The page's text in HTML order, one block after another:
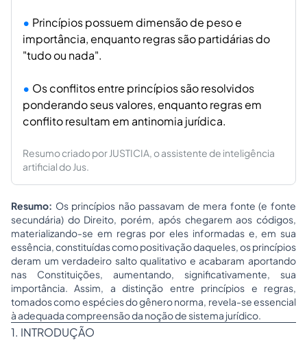
Princípios possuem dimensão de peso e
importância, enquanto regras são partidárias do
"tudo ou nada".
Os conflitos entre princípios são resolvidos
ponderando seus valores, enquanto regras em
conflito resultam em antinomia jurídica.
Resumo criado por JUSTICIA, o assistente de inteligência
artificial do Jus.
Resumo: Os princípios não passavam de mera fonte (e fonte
secundária) do Direito, porém, após chegarem aos códigos,
materializando-se em regras por eles informadas e, em sua
essência, constituídas como positivação daqueles, os princípios
deram um verdadeiro salto qualitativo e acabaram aportando
nas Constituições, aumentando, significativamente, sua
importância. Assim, a distinção entre princípios e regras,
tomados como espécies do gênero norma, revela-se essencial
à adequada compreensão da noção de sistema jurídico.
1. INTRODUÇÃO